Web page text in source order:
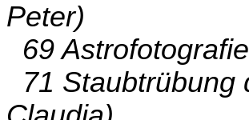
Peter)
69
71 Staubtrübung